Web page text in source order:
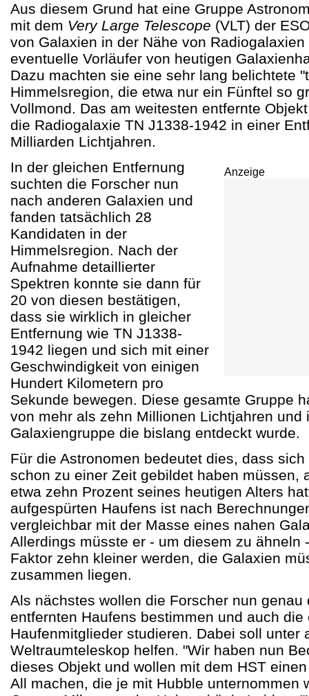
Aus diesem Grund hat eine Gruppe
mit dem Very Large Telescope (VLT) der
von Galaxien in der Nähe von
eventuelle Vorläufer von heutigen
Dazu machten sie eine sehr lang belichtete
Himmelsregion, die etwa nur ein Fünftel so
Vollmond. Das am weitesten entfernte
die Radiogalaxie TN J1338-1942 in einer
Milliarden Lichtjahren.
Anzeige
In der gleichen Entfernung
suchten die Forscher nun
nach anderen Galaxien und
fanden tatsächlich 28
Kandidaten in der
Himmelsregion. Nach der
Aufnahme detaillierter
Spektren konnte sie dann für
20 von diesen bestätigen,
dass sie wirklich in gleicher
Entfernung wie TN J1338-
1942 liegen und sich mit einer
Geschwindigkeit von einigen
Hundert Kilometern pro
Sekunde bewegen. Diese gesamte Gruppe
von mehr als zehn Millionen Lichtjahren und
Galaxiengruppe die bislang entdeckt wurde.
Für die Astronomen bedeutet dies, dass
schon zu einer Zeit gebildet haben müssen,
etwa zehn Prozent seines heutigen Alters
aufgespürten Haufens ist nach
vergleichbar mit der Masse eines nahen
Allerdings müsste er - um diesem zu ähneln
Faktor zehn kleiner werden, die Galaxien
zusammen liegen.
Als nächstes wollen die Forscher nun genau
entfernten Haufens bestimmen und auch die
Haufenmitglieder studieren. Dabei soll unter
Weltraumteleskop helfen. "Wir haben nun
dieses Objekt und wollen mit dem HST
All machen, die je mit Hubble unternommen